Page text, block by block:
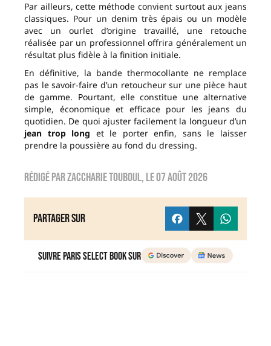
Par ailleurs, cette méthode convient surtout aux jeans
classiques. Pour un denim très épais ou un modèle
avec un ourlet d’origine travaillé, une retouche
réalisée par un professionnel offrira généralement un
résultat plus fidèle à la finition initiale.
En définitive, la bande thermocollante ne remplace
pas le savoir-faire d’un retoucheur sur une pièce haut
de gamme. Pourtant, elle constitue une alternative
simple, économique et efficace pour les jeans du
quotidien. De quoi ajuster facilement la longueur d’un
jean trop long et le porter enfin, sans le laisser
prendre la poussière au fond du dressing.
Rédigé parzaccharie touboul, le07 août 2026
Partager sur
Suivre Paris Select Book sur